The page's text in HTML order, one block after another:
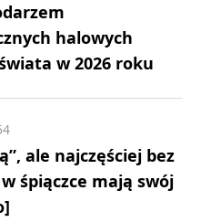
halowych
w 2026 roku
ale najczęściej bez
w śpiączce mają swój